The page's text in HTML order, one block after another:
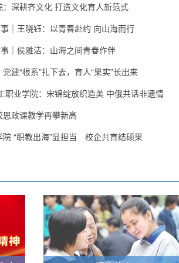
：深耕齐文化 打造文化育人新范式
事｜王晓钰：以青春赴约 向山海而行
事｜侯雅洁：山海之间青春作伴
建“根系”扎下去，育人“果实”长出来
职业学院：宋锦绽放织造美 中俄共话非遗情
思政课教学再攀新高
院 “职教出海”显担当 校企共育结硕果